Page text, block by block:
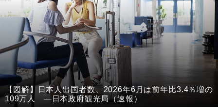
【図解】日本人出国者数、2026年6月は前年比3.4％増の
109万人 ―日本政府観光局（速報）